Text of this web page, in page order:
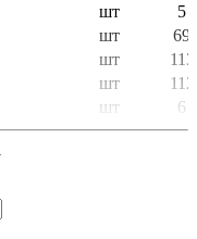
шт
5
шт
69
шт
113
шт
112
шт 6